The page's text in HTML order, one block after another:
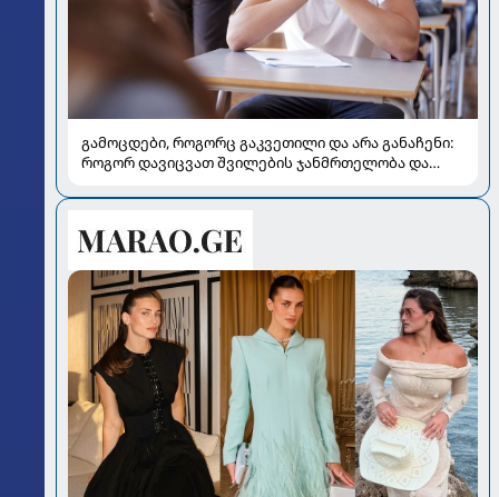
გამოცდები, როგორც გაკვეთილი და არა განაჩენი:
როგორ დავიცვათ შვილების ჯანმრთელობა და